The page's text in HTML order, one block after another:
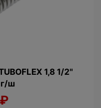
1,8 1/2"
ш
₽